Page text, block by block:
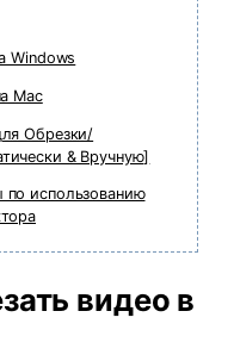
Windows
Mac
Обрезки/
& Вручную]
по использованию
видео в